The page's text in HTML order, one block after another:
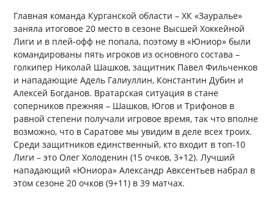
Главная команда Курганской области – ХК «Зауралье»
заняла итоговое 20 место в сезоне Высшей Хоккейной
Лиги и в плей-офф не попала, поэтому в «Юниор» были
командированы пять игроков из основного состава –
голкипер Николай Шашков, защитник Павел Фильченков
и нападающие Адель Галиуллин, Константин Дубин и
Алексей Богданов. Вратарская ситуация в стане
соперников прежняя – Шашков, Югов и Трифонов в
равной степени получали игровое время, так что вполне
возможно, что в Саратове мы увидим в деле всех троих.
Среди защитников единственный, кто входит в топ-10
Лиги – это Олег Холоденин (15 очков, 3+12). Лучший
нападающий «Юниора» Александр Авксентьев набрал в
этом сезоне 20 очков (9+11) в 39 матчах.